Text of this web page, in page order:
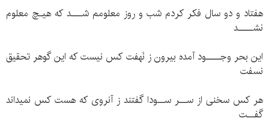
هفتاد و دو سال فکر کردم شب و روز معلومم شـــد که هیـچ معلوم
نشــــد
این بحر وجــــود آمده بیرون ز نَهفت کس نیست که این گوهر تحقیق
نسفت
هر کس سخنی از ســر ســودا گفتند ز آنروی که هست کس نمیداند
گفــت